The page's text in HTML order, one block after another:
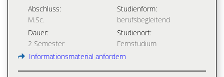
Abschluss:
M.Sc.
Studienform:
berufsbegleitend
Dauer:
2 Semester
Studienort:
Fernstudium
Informationsmaterial anfordern